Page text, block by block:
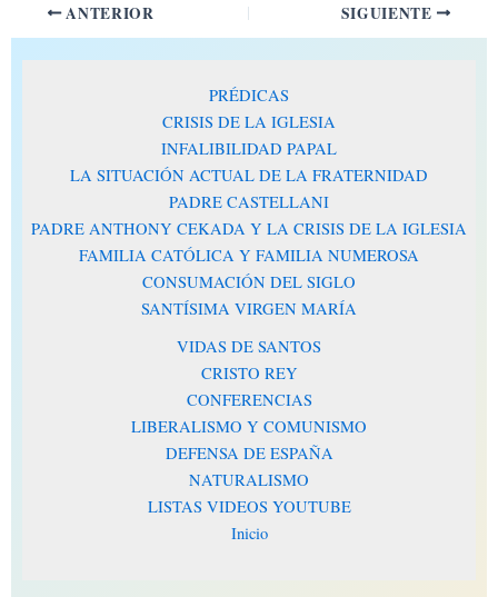
ANTERIOR SIGUIENTE
PRÉDICAS
CRISIS DE LA IGLESIA
INFALIBILIDAD PAPAL
LA SITUACIÓN ACTUAL DE LA FRATERNIDAD
PADRE CASTELLANI
PADRE ANTHONY CEKADA Y LA CRISIS DE LA IGLESIA
FAMILIA CATÓLICA Y FAMILIA NUMEROSA
CONSUMACIÓN DEL SIGLO
SANTÍSIMA VIRGEN MARÍA
VIDAS DE SANTOS
CRISTO REY
CONFERENCIAS
LIBERALISMO Y COMUNISMO
DEFENSA DE ESPAÑA
NATURALISMO
LISTAS VIDEOS YOUTUBE
Inicio